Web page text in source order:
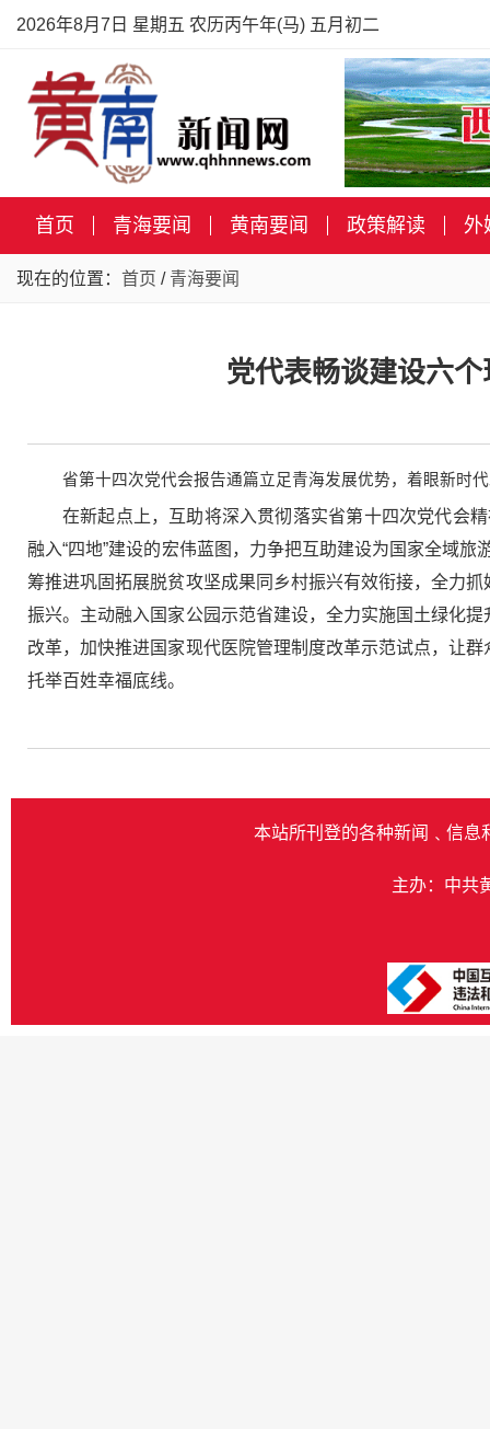
2026年8月7日 星期五 农历丙午年(马) 五月初二
首页 青海要闻 黄南要闻 政策解读 外
现在的位置： 首页 / 青海要闻
党代表畅谈建设六
省第十四次党代会报告通篇立足青海发展优势，着眼新时
在新起点上，互助将深入贯彻落实省第十四次党代会
融入“四地”建设的宏伟蓝图，力争把互助建设为国家全域
筹推进巩固拓展脱贫攻坚成果同乡村振兴有效衔接，全力
振兴。主动融入国家公园示范省建设，全力实施国土绿化
改革，加快推进国家现代医院管理制度改革示范试点，让
托举百姓幸福底线。
本站所刊登的各种新闻﹑信息
主办：中共